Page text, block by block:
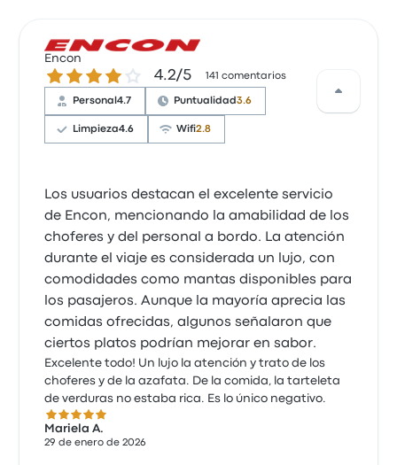
Encon
4.2 de 5 estrellas4.2/5 141 comentarios
Personal4.7 Puntualidad3.6
Limpieza4.6 Wifi2.8
Los usuarios destacan el excelente servicio
de Encon, mencionando la amabilidad de los
choferes y del personal a bordo. La atención
durante el viaje es considerada un lujo, con
comodidades como mantas disponibles para
los pasajeros. Aunque la mayoría aprecia las
comidas ofrecidas, algunos señalaron que
ciertos platos podrían mejorar en sabor.
Excelente todo! Un lujo la atención y trato de los
choferes y de la azafata. De la comida, la tarteleta
de verduras no estaba rica. Es lo único negativo.
5.0 de 5 estrellas
Mariela A.
29 de enero de 2026